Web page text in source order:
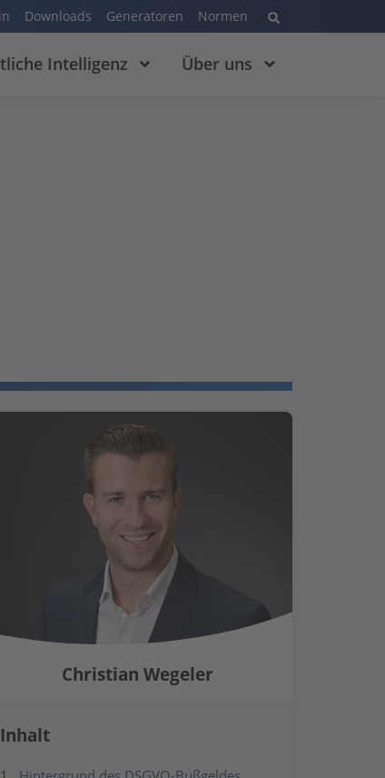
Downloads Generatoren Normen
Intelligenz Über uns
Christian Wegeler
Inhalt